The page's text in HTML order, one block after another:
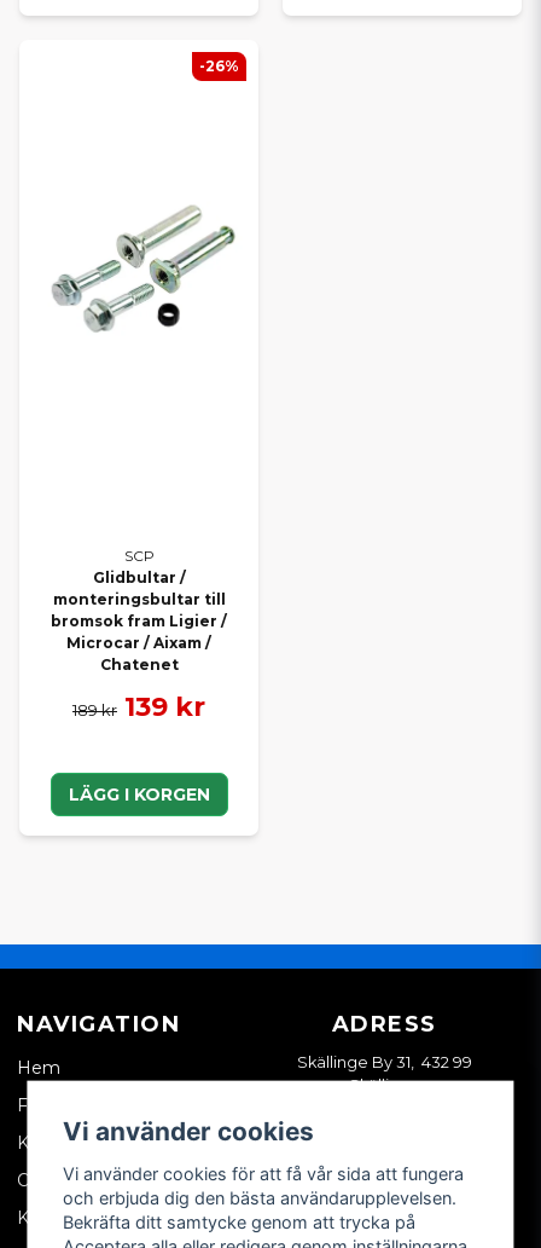
SCP
Glidbultar /
monteringsbultar till
bromsok fram Ligier /
Microcar / Aixam /
Chatenet
189 kr 139 kr
LÄGG I KORGEN
-26%
NAVIGATION
Hem
Företagskund
Kontakta oss
Om oss
Köpvillkor
ADRESS
Skällinge By 31, 432 99
Skällinge
Vi använder cookies
Vi använder cookies för att få vår sida att fungera
och erbjuda dig den bästa användarupplevelsen.
Bekräfta ditt samtycke genom att trycka på